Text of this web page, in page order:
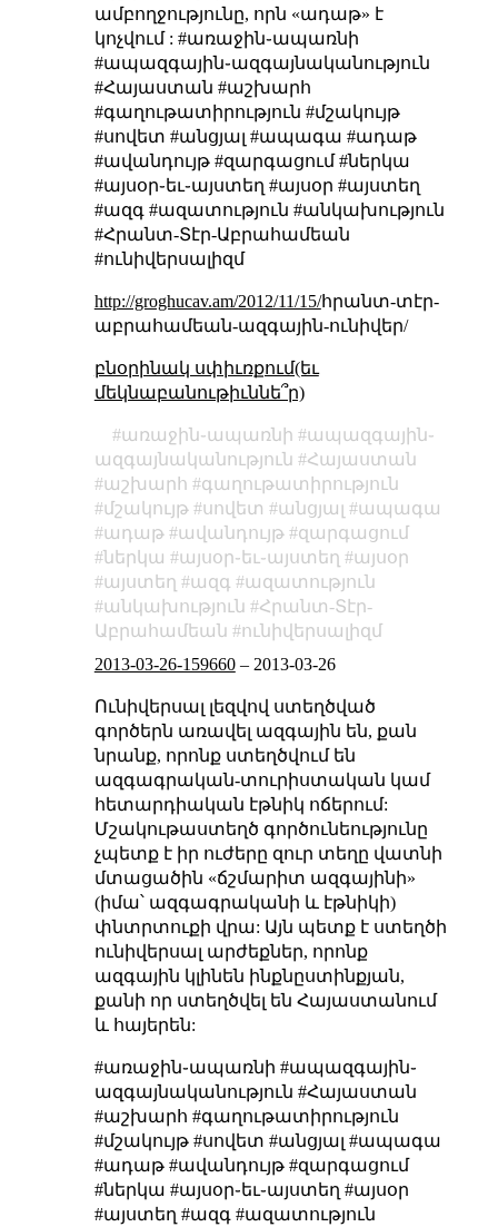
ամբողջությունը, որն «ադաթ» է
կոչվում : #առաջին֊ապառնի
#ապազգային֊ազգայնականություն
#Հայաստան #աշխարհ
#գաղութատիրություն #մշակույթ
#սովետ #անցյալ #ապագա #ադաթ
#ավանդույթ #զարգացում #ներկա
#այսօր֊եւ֊այստեղ #այսօր #այստեղ
#ազգ #ազատություն #անկախություն
#Հրանտ-Տէր-Աբրահամեան
#ունիվերսալիզմ
http://groghucav.am/2012/11/15/հրանտ-տէր-
աբրահամեան-ազգային-ունիվեր/
բնօրինակ սփիւռքում(եւ
մեկնաբանութիւննե՞ր)
առաջին֊ապառնի
ապազգային֊
ազգայնականություն
Հայաստան
աշխարհ
գաղութատիրություն
մշակույթ
սովետ անցյալ
ապագա
ադաթ
ավանդույթ
զարգացում
ներկա
այսօր֊եւ֊այստեղ
այսօր
այստեղ
ազգ
ազատություն
անկախություն
Հրանտ-Տէր-
Աբրահամեան
ունիվերսալիզմ
2013-03-26-159660– 2013-03-26
Ունիվերսալ լեզվով ստեղծված
գործերն առավել ազգային են, քան
նրանք, որոնք ստեղծվում են
ազգագրական-տուրիստական կամ
հետարդիական էթնիկ ոճերում:
Մշակութաստեղծ գործունեությունը
չպետք է իր ուժերը զուր տեղը վատնի
մտացածին «ճշմարիտ ազգայինի»
(իմա՝ ազգագրականի և էթնիկի)
փնտրտուքի վրա: Այն պետք է ստեղծի
ունիվերսալ արժեքներ, որոնք
ազգային կլինեն ինքնըստինքյան,
քանի որ ստեղծվել են Հայաստանում
և հայերեն:
#առաջին֊ապառնի #ապազգային֊
ազգայնականություն #Հայաստան
#աշխարհ #գաղութատիրություն
#մշակույթ #սովետ #անցյալ #ապագա
#ադաթ #ավանդույթ #զարգացում
#ներկա #այսօր֊եւ֊այստեղ #այսօր
#այստեղ #ազգ #ազատություն